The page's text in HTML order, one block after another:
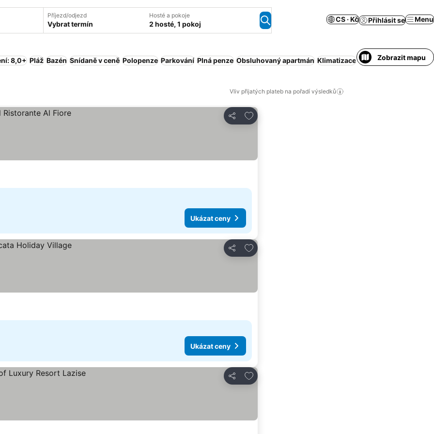
Příjezd/odjezd
Vybrat termín
Hosté a pokoje
2 hosté, 1 pokoj
CS · Kč Přihlásit se Menu
8,0+ Pláž Bazén Snídaně v ceně Polopenze Parkování Plná penze Obsluhovaný apartmán Klimatizace Domácí mazlíčci
Zobrazit mapu
Vliv přijatých plateb na pořadí výsledků
Sdílet
Přidat na seznam oblíbených hotelů
Ukázat ceny
Sdílet
Přidat na seznam oblíbených hotelů
Ukázat ceny
Sdílet
Přidat na seznam oblíbených hotelů